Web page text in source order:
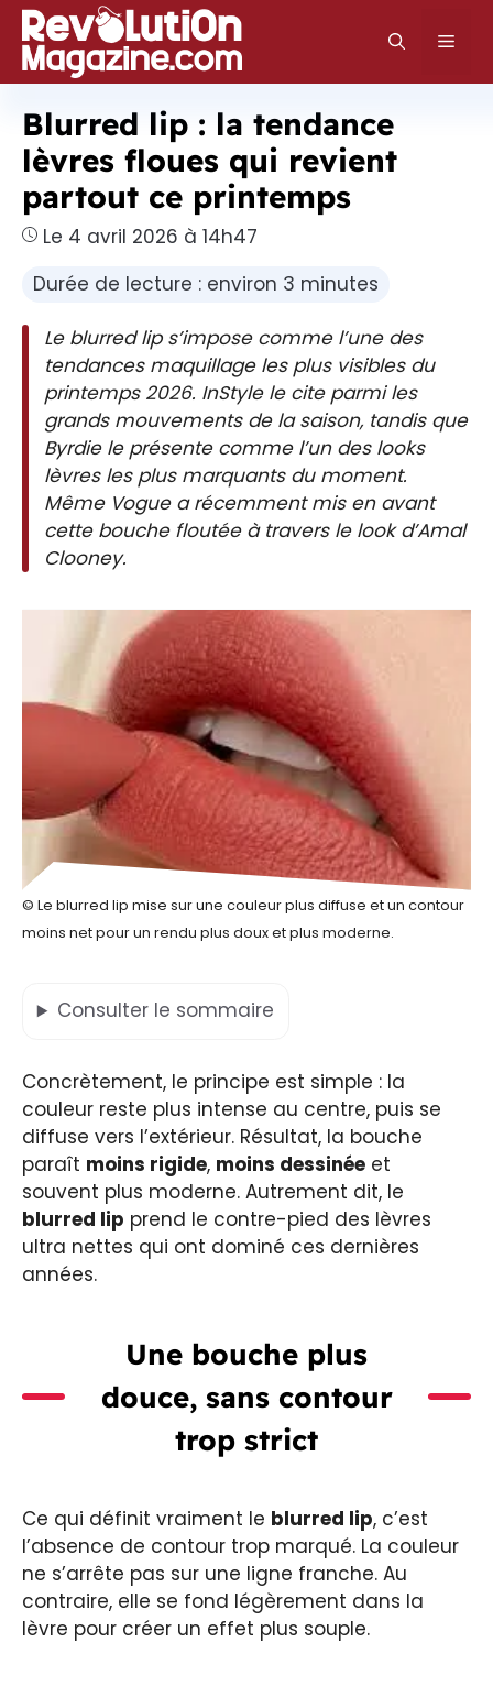
Aller
au
contenu
Blurred lip : la tendance
lèvres floues qui revient
partout ce printemps
Le 4 avril 2026 à 14h47
Durée de lecture : environ 3 minutes
Le blurred lip s’impose comme l’une des
tendances maquillage les plus visibles du
printemps 2026. InStyle le cite parmi les
grands mouvements de la saison, tandis que
Byrdie le présente comme l’un des looks
lèvres les plus marquants du moment.
Même Vogue a récemment mis en avant
cette bouche floutée à travers le look d’Amal
Clooney.
© Le blurred lip mise sur une couleur plus diffuse et un contour
moins net pour un rendu plus doux et plus moderne.
Consulter le sommaire
Concrètement, le principe est simple : la
couleur reste plus intense au centre, puis se
diffuse vers l’extérieur. Résultat, la bouche
paraît moins rigide, moins dessinée et
souvent plus moderne. Autrement dit, le
blurred lip prend le contre-pied des lèvres
ultra nettes qui ont dominé ces dernières
années.
Une bouche plus
douce, sans contour
trop strict
Ce qui définit vraiment le blurred lip, c’est
l’absence de contour trop marqué. La couleur
ne s’arrête pas sur une ligne franche. Au
contraire, elle se fond légèrement dans la
lèvre pour créer un effet plus souple.